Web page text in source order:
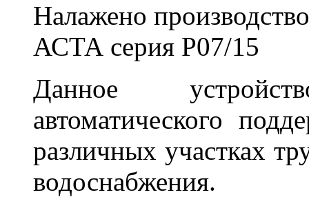
Налажено
АСТА серия Р07/15
Данное
автоматического
различных участках
водоснабжения.